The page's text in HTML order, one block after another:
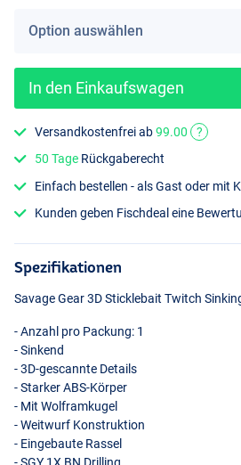
In den Einkaufswagen
Versandkostenfrei ab99.00
?
50 Tage Rückgaberecht
Einfach bestellen - als Gast oder mit
Kunden geben Fischdeal eine
Spezifikationen
Savage Gear 3D Sticklebait Twitch
- Anzahl pro Packung: 1
- Sinkend
- 3D-gescannte Details
- StarkerABS-Körper
- Mit Wolframkugel
- Weitwurf Konstruktion
- Eingebaute Rassel